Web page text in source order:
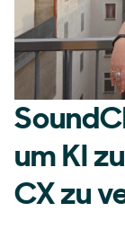
um KI
CX zu